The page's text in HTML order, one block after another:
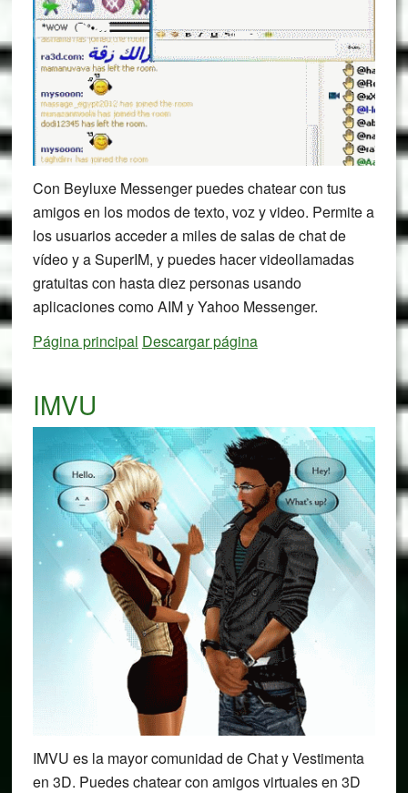
Con Beyluxe Messenger puedes chatear con tus
amigos en los modos de texto, voz y video. Permite a
los usuarios acceder a miles de salas de chat de
vídeo y a SuperIM, y puedes hacer videollamadas
gratuitas con hasta diez personas usando
aplicaciones como AIM y Yahoo Messenger.
Página principal Descargar página
IMVU
IMVU es la mayor comunidad de Chat y Vestimenta
en 3D. Puedes chatear con amigos virtuales en 3D